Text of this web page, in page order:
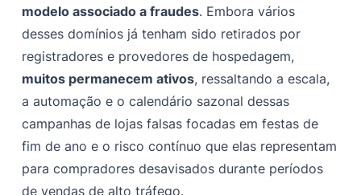
modelo associado a fraudes. Embora vários
desses domínios já tenham sido retirados por
registradores e provedores de hospedagem,
muitos permanecem ativos, ressaltando a escala,
a automação e o calendário sazonal dessas
campanhas de lojas falsas focadas em festas de
fim de ano e o risco contínuo que elas representam
para compradores desavisados durante períodos
de vendas de alto tráfego.